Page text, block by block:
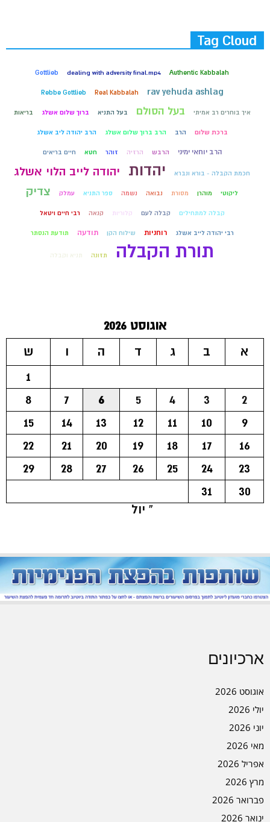
Tag Cloud
Authentic Kabbalah
dealing with adversity final.mp4
Gottlieb
rav yehuda ashlag
Real Kabbalah
Rebbe Gottlieb
איך בוחרים רב אמיתי בעל הסולם בעל התניא ברוך שלום אשלג בריאות
ברכת שלום הרב הרב ברוך שלום אשלג הרב יהודה ליב אשלג
הרב יוחאי ימיני הרבש הרזיה זוהר חטא חיים בריאים
חכמת הקבלה - בורא ונברא יהדות יהודה לייב הלוי אשלג
ליקוטי מוהרן מסורת נבואה נשמה ספר התניא עמלק צדיק
קבלה למתחילים קבלה לעם קלוריות קנאה רבי חיים ויטאל
רבי יהודה לייב אשלג רוחניות שילוח הקן תודעה תודעת הנסתר
תורת הקבלה תזונה תניא וקבלה
אוגוסט 2026
א
ב ג ד ה ו
ש
1
2
3
4
5
6
7
8
9
10
11
12
13
14
15
16
17
18
19
20
21
22
23
24
25
26
27
28
29
30
31
« יול
ארכיונים
אוגוסט 2026
יולי 2026
יוני 2026
מאי 2026
אפריל 2026
מרץ 2026
פברואר 2026
ינואר 2026